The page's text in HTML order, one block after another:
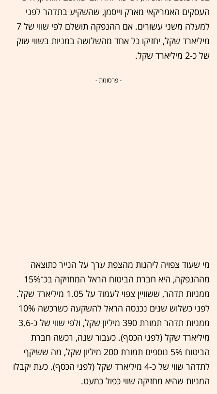
העסקים האמריקאי מארק וייסמן, שהשקיע בתדהר לפני
למעלה משני עשורים. אם ההנפקה תושלם לפי שווי של 7
מיליארד שקל, יחזיקו כל אחד מהשלושה במניות בשווי שוק
של כ-2 מיליארד שקל.
- פרסומת -
מי שעוד צפויה ליהנות מהצפת ערך על הנייר כתוצאה
מההנפקה, היא חברת הביטוח הראל המחזיקה בכ־15%
ממניות תדהר, ששוויין צפוי לעמוד על 1.05 מיליארד שקל.
לפני כשלוש שנים נכנסה הראל להשקעה כשרכשה 10%
ממניות תדהר תמורת 390 מיליון שקל, ולפי שווי של כ-3.6
מיליארד שקל (לפני הכסף). כעבור שנה, רכשה חברת
הביטוח 5% נוספים תמורת 200 מיליון שקל, מה ששיקף
לתדהר שווי של כ-4 מיליארד שקל (לפני הכסף). כעת יקבלו
המניות שהיא מחזיקה שווי כפול כמעט.